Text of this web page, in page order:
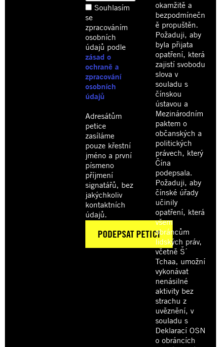
Souhlasím
se
zpracováním
osobních
údajů podle
zásad o
ochraně a
zpracování
osobních
údajů
Adresátům
petice
zasíláme
pouze křestní
jméno a první
písmeno
příjmení
signatářů, bez
jakýchkoliv
kontaktních
údajů.
okamžitě a
bezpodmínečn
ě propuštěn.
Požaduji, aby
byla přijata
opatření, která
zajistí svobodu
slova v
souladu s
čínskou
ústavou a
Mezinárodním
paktem o
občanských a
politických
právech, který
Čína
podepsala.
Požaduji, aby
čínské úřady
učinily
opatření, která
všem
obráncům
lidských práv,
včetně Š´
Tchaa, umožní
vykonávat
nenásilné
aktivity bez
strachu z
uvěznění, v
souladu s
Deklarací OSN
o obráncích